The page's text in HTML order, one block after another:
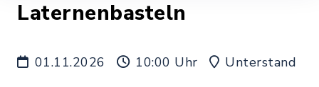
Laternenbasteln
01.11.2026 10:00 Uhr Unterstand